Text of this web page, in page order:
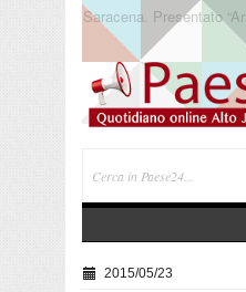
Trebisacce. Cento anni
di San Rocco.
2015/05/23